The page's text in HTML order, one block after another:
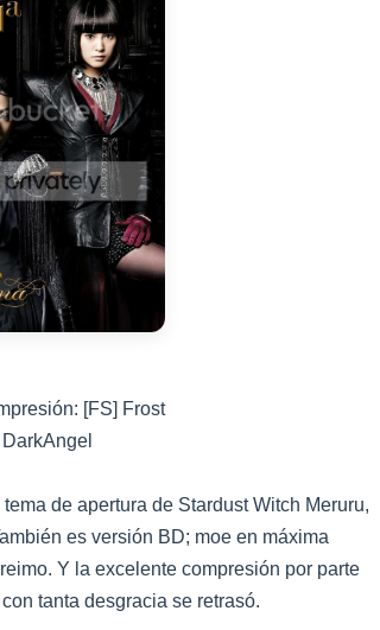
[FS] Frost
de apertura de Stardust Witch Meruru,
es versión BD; moe en máxima
Y la excelente compresión por parte
tanta desgracia se retrasó.